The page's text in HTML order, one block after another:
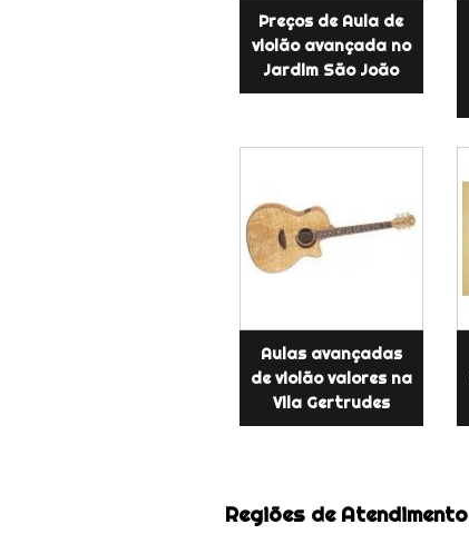
Preços de Aula de
violão avançada no
Jardim São João
Aulas avançadas
de violão valores na
Vila Gertrudes
Regiões de Atendimento